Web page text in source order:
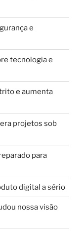
e
tecnologia e
e aumenta
projetos sob
para
digital a sério
nossa visão